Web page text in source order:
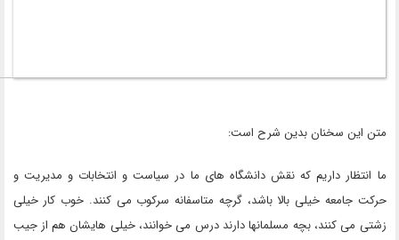
متن این سخنان بدین شرح است:
ما انتظار داریم که نقش دانشگاه های ما در سیاست و انتخابات و مدیریت و
حرکت جامعه خیلی بالا باشد، گرچه متاسفانه سرکوب می کنند. خوب کار خیلی
زشتی می کنند، بچه مسلمانها دارند درس می خوانند، خیلی هایشان هم از جیب